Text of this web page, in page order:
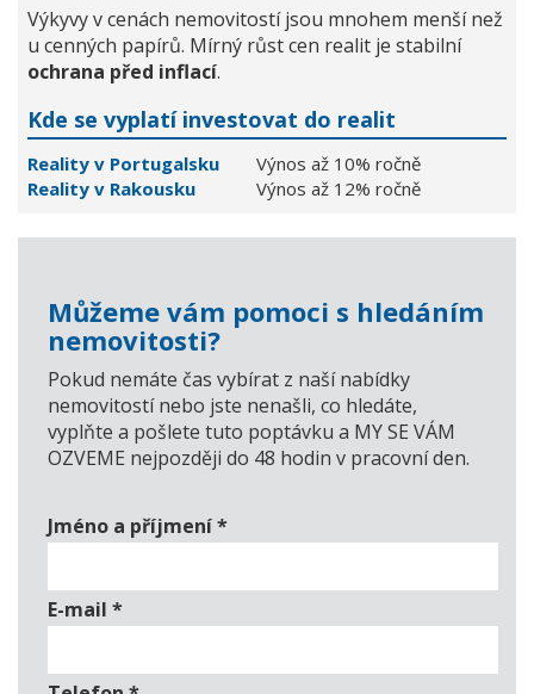
Výkyvy v cenách nemovitostí jsou mnohem menší než
u cenných papírů. Mírný růst cen realit je stabilní
ochrana před inflací.
Kde se vyplatí investovat do realit
Reality v Portugalsku
Výnos až 10% ročně
Reality v Rakousku
Výnos až 12% ročně
Můžeme vám pomoci s hledáním
nemovitosti?
Pokud nemáte čas vybírat z naší nabídky
nemovitostí nebo jste nenašli, co hledáte,
vyplňte a pošlete tuto poptávku a MY SE VÁM
OZVEME nejpozději do 48 hodin v pracovní den.
Jméno a příjmení*
E-mail *